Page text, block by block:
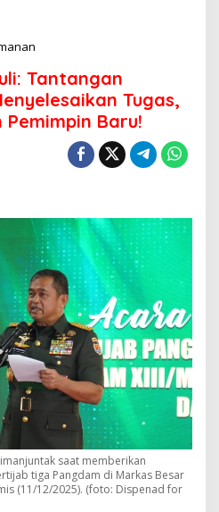
n
d
e
r
M
a
r
u
l
i
:
T
a
n
t
a
n
T
e
Tantangan
Tugas,
Baru!
saat memberikan
tiga Pangdam di Markas Besar
(11/12/2025). (foto: Dispenad for